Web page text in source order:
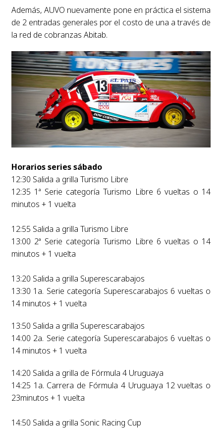
Además, AUVO nuevamente pone en práctica el sistema
de 2 entradas generales por el costo de una a través de
la red de cobranzas Abitab.
Horarios series sábado
12:30 Salida a grilla Turismo Libre
12:35 1ª Serie categoría Turismo Libre 6 vueltas o 14
minutos + 1 vuelta
12:55 Salida a grilla Turismo Libre
13:00 2ª Serie categoría Turismo Libre 6 vueltas o 14
minutos + 1 vuelta
13:20 Salida a grilla Superescarabajos
13:30 1a. Serie categoría Superescarabajos 6 vueltas o
14 minutos + 1 vuelta
13:50 Salida a grilla Superescarabajos
14:00 2a. Serie categoría Superescarabajos 6 vueltas o
14 minutos + 1 vuelta
14:20 Salida a grilla de Fórmula 4 Uruguaya
14:25 1a. Carrera de Fórmula 4 Uruguaya 12 vueltas o
23minutos + 1 vuelta
14:50 Salida a grilla Sonic Racing Cup